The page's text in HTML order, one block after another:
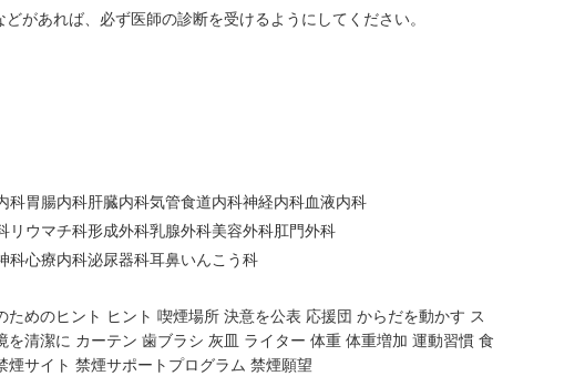
があれば、必ず医師の診断を受けるようにしてください。
科胃腸内科肝臓内科気管食道内科神経内科血液内科
リウマチ科形成外科乳腺外科美容外科肛門外科
科心療内科泌尿器科耳鼻いんこう科
ためのヒント ヒント 喫煙場所 決意を公表 応援団 からだを動かす ス
を清潔に カーテン 歯ブラシ 灰皿 ライター 体重 体重増加 運動習慣 食
煙サイト 禁煙サポートプログラム 禁煙願望